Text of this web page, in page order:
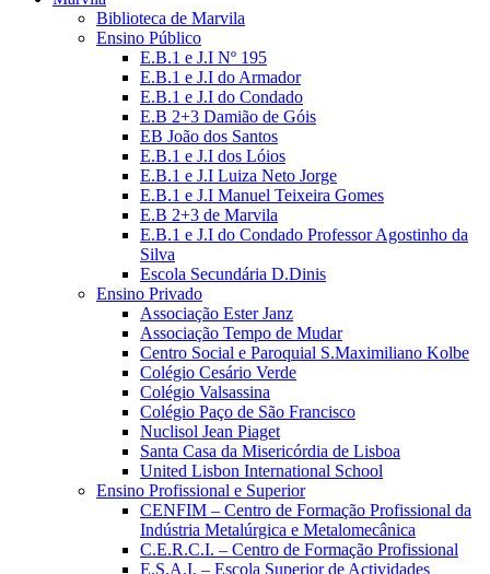
Biblioteca de Marvila
Ensino Público
E.B.1 e J.I Nº 195
E.B.1 e J.I do Armador
E.B.1 e J.I do Condado
E.B 2+3 Damião de Góis
EB João dos Santos
E.B.1 e J.I dos Lóios
E.B.1 e J.I Luiza Neto Jorge
E.B.1 e J.I Manuel Teixeira Gomes
E.B 2+3 de Marvila
E.B.1 e J.I do Condado Professor Agostinho da
Silva
Escola Secundária D.Dinis
Ensino Privado
Associação Ester Janz
Associação Tempo de Mudar
Centro Social e Paroquial S.Maximiliano Kolbe
Colégio Cesário Verde
Colégio Valsassina
Colégio Paço de São Francisco
Nuclisol Jean Piaget
Santa Casa da Misericórdia de Lisboa
United Lisbon International School
Ensino Profissional e Superior
CENFIM – Centro de Formação Profissional da
Indústria Metalúrgica e Metalomecânica
C.E.R.C.I. – Centro de Formação Profissional
E.S.A.I. – Escola Superior de Actividades